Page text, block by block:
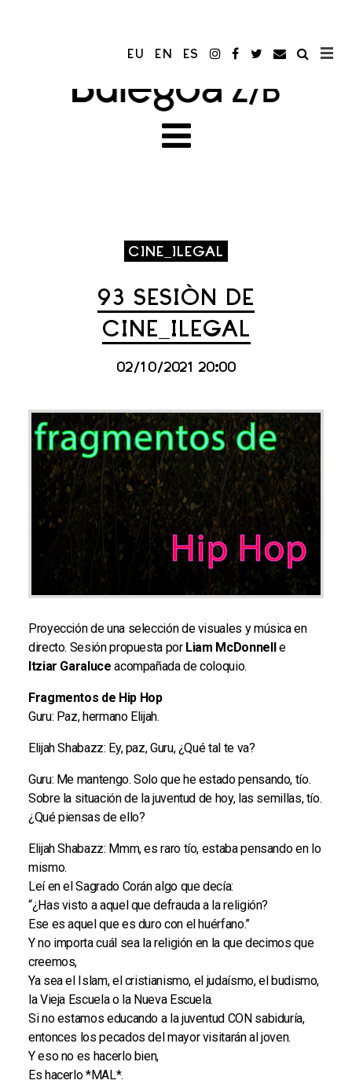
EU EN ES
CINE_ILEGAL
93 SESIÓN DE
CINE_ILEGAL
02/10/2021 20:00
Proyección de una selección de visuales y música en
directo. Sesión propuesta por Liam McDonnell
e
Itziar Garaluce acompañada de coloquio.
Fragmentos de Hip Hop
Guru: Paz, hermano Elijah.
Elijah Shabazz: Ey, paz, Guru, ¿Qué tal te va?
Guru: Me mantengo. Solo que he estado pensando, tío.
Sobre la situación de la juventud de hoy, las semillas, tío.
¿Qué piensas de ello?
Elijah Shabazz: Mmm, es raro tío, estaba pensando en lo
mismo.
Leí en el Sagrado Corán algo que decía:
“¿Has visto a aquel que defrauda a la religión?
Ese es aquel que es duro con el huérfano.”
Y no importa cuál sea la religión en la que decimos que
creemos,
Ya sea el Islam, el cristianismo, el judaísmo, el budismo,
la Vieja Escuela o la Nueva Escuela.
Si no estamos educando a la juventud CON sabiduría,
entonces los pecados del mayor visitarán al joven.
Y eso no es hacerlo bien,
Es hacerlo *MAL*.